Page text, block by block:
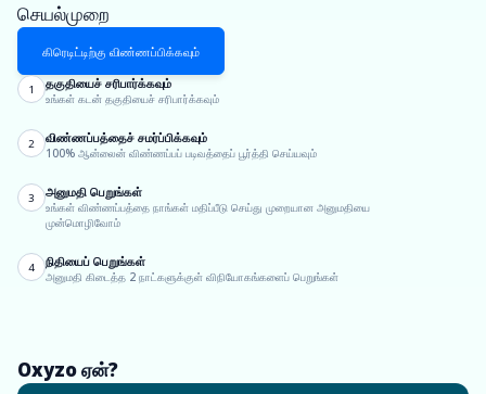
செயல்முறை
கிரெடிட்டிற்கு விண்ணப்பிக்கவும்
1 தகுதியைச் சரிபார்க்கவும்
உங்கள் கடன் தகுதியைச் சரிபார்க்கவும்
2 விண்ணப்பத்தைச் சமர்ப்பிக்கவும்
100% ஆன்லைன் விண்ணப்பப் படிவத்தைப் பூர்த்தி செய்யவும்
3 அனுமதி பெறுங்கள்
உங்கள் விண்ணப்பத்தை நாங்கள் மதிப்பீடு செய்து முறையான அனுமதியை
முன்மொழிவோம்
4 நிதியைப் பெறுங்கள்
அனுமதி கிடைத்த 2 நாட்களுக்குள் விநியோகங்களைப் பெறுங்கள்
Oxyzo ஏன்?